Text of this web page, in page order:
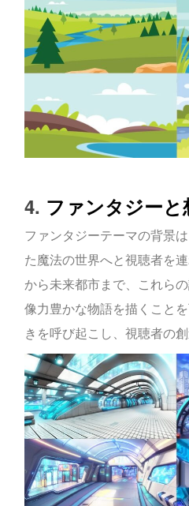
4. ファンタジーと
ファンタジーテーマの背景
た魔法の世界へと視聴者を
から未来都市まで、これら
像力豊かな物語を描くこと
きを呼び起こし、視聴者の